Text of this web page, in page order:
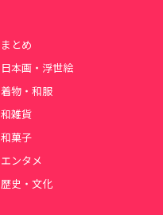
まとめ
日本画・浮世絵
着物・和服
和雑貨
和菓子
エンタメ
歴史・文化